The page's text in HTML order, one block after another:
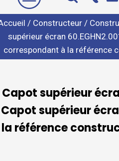
/ Constructeur/
supérieur écran
correspondant à la référence
Capot supérieur
Capot supérieur
la référence